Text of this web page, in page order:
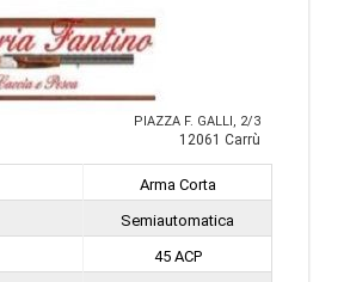
PIAZZA F. GALLI, 2/3
12061 Carrù
Arma Corta
Semiautomatica
45 ACP